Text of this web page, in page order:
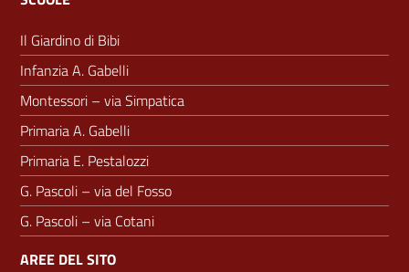
Il Giardino di Bibi
Infanzia A. Gabelli
Montessori – via Simpatica
Primaria A. Gabelli
Primaria E. Pestalozzi
G. Pascoli – via del Fosso
G. Pascoli – via Cotani
AREE DEL SITO